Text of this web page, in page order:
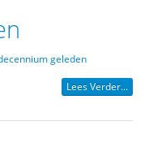
geleden
Lees Verder...